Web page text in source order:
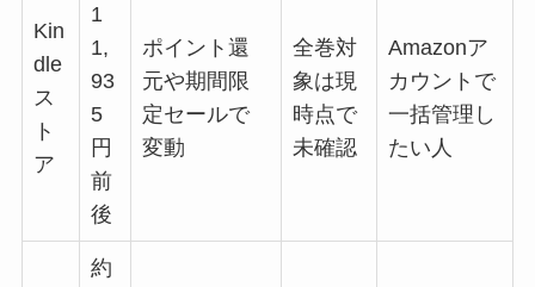
Kin
dle
ス
ト
ア
1
1,
93
5
円
前
後
ポイント還
元や期間限
定セールで
変動
全巻対
象は現
時点で
未確認
Amazonア
カウントで
一括管理し
たい人
約